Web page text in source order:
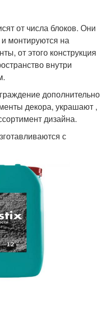
от числа блоков. Они
монтируются на
от этого конструкция
внутри
дополнительно
декора, украшают ,
дизайна.
с